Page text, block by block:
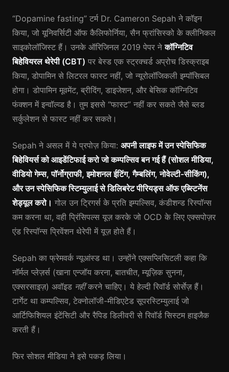
“Dopamine fasting” टर्म Dr. Cameron Sepah ने कॉइन
किया, जो यूनिवर्सिटी ऑफ कैलिफोर्निया, सैन फ्रांसिस्को के क्लीनिकल
साइकोलॉजिस्ट हैं। उनके ऑरिजिनल 2019 पेपर नेकॉग्निटिव
बिहेवियरल थेरेपी (CBT) पर बेस्ड एक स्ट्रक्चर्ड अप्रोच डिस्क्राइब
किया, डोपामिन से लिटरल फास्ट नहीं, जो न्यूरोलॉजिकली इम्पॉसिबल
होगा। डोपामिन मूवमेंट, ब्रीदिंग, डाइजेशन, और बेसिक कॉग्निटिव
फंक्शन में इन्वॉल्व्ड है। तुम इससे “फास्ट” नहीं कर सकते जैसे ब्लड
सर्कुलेशन से फास्ट नहीं कर सकते।
Sepah ने असल में ये प्रपोज़ किया: अपनी लाइफ में उन स्पेसिफिक
बिहेवियर्स को आइडेंटिफाई करो जो कम्पल्सिव बन गई हैं (सोशल मीडिया,
वीडियो गेम्स, पॉर्नोग्राफी, इमोशनल ईटिंग, गैम्बलिंग, नोवेल्टी-सीकिंग),
और उन स्पेसिफिक स्टिम्युलाई से डिलिबरेट पीरियड्स ऑफ एब्स्टिनेंस
शेड्यूल करो। गोल उन ट्रिगर्स के प्रति इम्पल्सिव, कंडीशन्ड रिस्पॉन्स
कम करना था, वही प्रिंसिपल्स यूज़ करके जो OCD के लिए एक्सपोज़र
एंड रिस्पॉन्स प्रिवेंशन थेरेपी में यूज़ होते हैं।
Sepah का फ्रेमवर्क न्यूआंस्ड था। उन्होंने एक्सप्लिसिटली कहा कि
नॉर्मल प्लेज़र्स (खाना एन्जॉय करना, बातचीत, म्यूज़िक सुनना,
एक्सरसाइज़) अवॉइड नहींकरने चाहिए। ये हेल्दी रिवॉर्ड सोर्सेज़ हैं।
टार्गेट था कम्पल्सिव, टेक्नोलॉजी-मीडिएटेड सूपरस्टिम्युलाई जो
आर्टिफिशियल इंटेंसिटी और रैपिड डिलीवरी से रिवॉर्ड सिस्टम हाइजैक
करती हैं।
फिर सोशल मीडिया ने इसे पकड़ लिया।